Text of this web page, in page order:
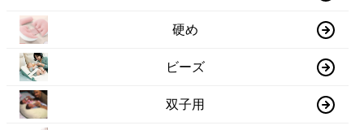
硬め
ビーズ
双子用